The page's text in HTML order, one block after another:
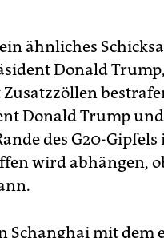
ähnliches
Donald
Donald Trump
des G20-
wird abhängen,
Schanghai mit dem